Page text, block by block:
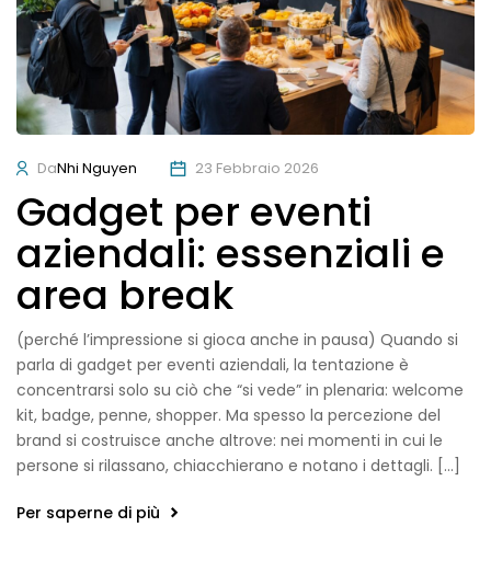
DaNhi Nguyen 23 Febbraio 2026
Gadget per eventi
aziendali: essenziali e
area break
(perché l’impressione si gioca anche in pausa) Quando si
parla di gadget per eventi aziendali, la tentazione è
concentrarsi solo su ciò che “si vede” in plenaria: welcome
kit, badge, penne, shopper. Ma spesso la percezione del
brand si costruisce anche altrove: nei momenti in cui le
persone si rilassano, chiacchierano e notano i dettagli. […]
Per saperne di più